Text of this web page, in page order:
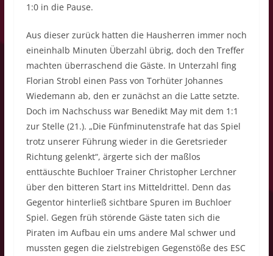
1:0 in die Pause.
Aus dieser zurück hatten die Hausherren immer noch
eineinhalb Minuten Überzahl übrig, doch den Treffer
machten überraschend die Gäste. In Unterzahl fing
Florian Strobl einen Pass von Torhüter Johannes
Wiedemann ab, den er zunächst an die Latte setzte.
Doch im Nachschuss war Benedikt May mit dem 1:1
zur Stelle (21.). „Die Fünfminutenstrafe hat das Spiel
trotz unserer Führung wieder in die Geretsrieder
Richtung gelenkt“, ärgerte sich der maßlos
enttäuschte Buchloer Trainer Christopher Lerchner
über den bitteren Start ins Mitteldrittel. Denn das
Gegentor hinterließ sichtbare Spuren im Buchloer
Spiel. Gegen früh störende Gäste taten sich die
Piraten im Aufbau ein ums andere Mal schwer und
mussten gegen die zielstrebigen Gegenstöße des ESC